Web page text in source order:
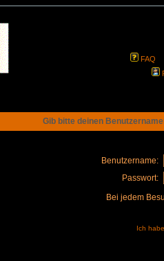
FAQ
Gib bitte deinen
Benutzername:
Passwort:
Bei jedem
Ich